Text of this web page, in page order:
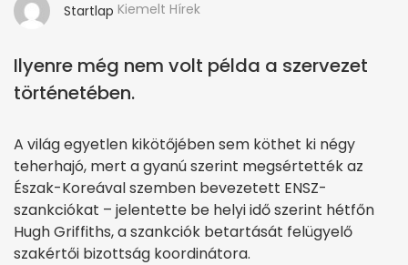
Startlap Kiemelt Hírek
Ilyenre még nem volt példa a szervezet
történetében.
A világ egyetlen kikötőjében sem köthet ki négy
teherhajó, mert a gyanú szerint megsértették az
Észak-Koreával szemben bevezetett ENSZ-
szankciókat – jelentette be helyi idő szerint hétfőn
Hugh Griffiths, a szankciók betartását felügyelő
szakértői bizottság koordinátora.